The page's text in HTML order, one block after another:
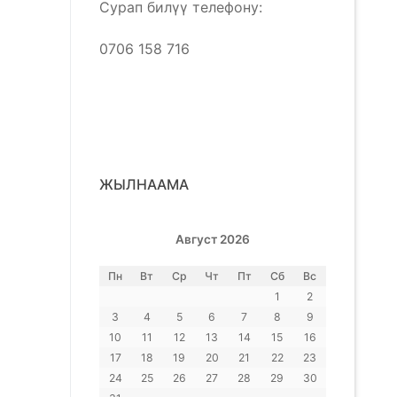
Сурап билүү телефону:
0706 158 716
ЖЫЛНААМА
Август 2026
Пн Вт Ср Чт Пт Сб
Вс
1
2
3
4 5 6 7 8
9
10
11 12 13 14 15
16
17
18 19 20 21 22
23
24
25 26 27 28 29
30